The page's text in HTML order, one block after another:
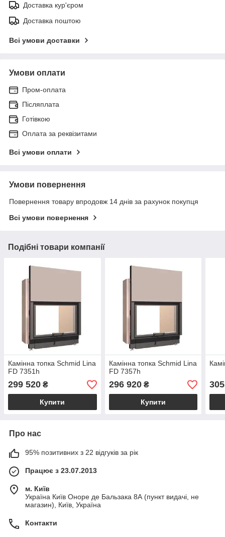
Доставка кур'єром
Доставка поштою
Всі умови доставки
Умови оплати
Пром-оплата
Післяплата
Готівкою
Оплата за реквізитами
Всі умови оплати
Умови повернення
Повернення товару впродовж 14 днів за рахунок покупця
Всі умови повернення
Подібні товари компанії
Камінна топка Schmid Lina
FD 7351h
299 520 ₴
Купити
Камінна топка Schmid Lina
FD 7357h
296 920₴
Купити
Про нас
95% позитивних з 22 відгуків за рік
Працює з 23.07.2013
м. Київ
Україна Київ Оноре де Бальзака 8А (пункт видачі, не
магазин), Київ, Україна
Контакти